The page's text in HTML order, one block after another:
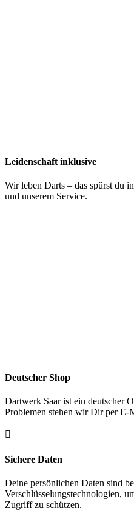
Leidenschaft inklusive
Wir leben Darts – das spürst du
und unserem Service.
Deutscher Shop
Dartwerk Saar ist ein deutscher
Problemen stehen wir Dir per E-

Sichere Daten
Deine persönlichen Daten sind
Verschlüsselungstechnologien,
Zugriff zu schützen.